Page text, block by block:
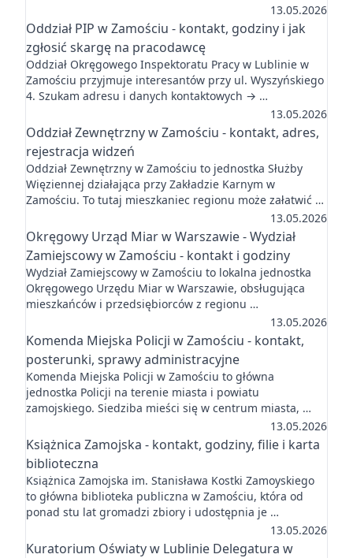
13.05.2026
Oddział PIP w Zamościu - kontakt, godziny i jak
zgłosić skargę na pracodawcę
Oddział Okręgowego Inspektoratu Pracy w Lublinie w
Zamościu przyjmuje interesantów przy ul. Wyszyńskiego
4. Szukam adresu i danych kontaktowych → …
13.05.2026
Oddział Zewnętrzny w Zamościu - kontakt, adres,
rejestracja widzeń
Oddział Zewnętrzny w Zamościu to jednostka Służby
Więziennej działająca przy Zakładzie Karnym w
Zamościu. To tutaj mieszkaniec regionu może załatwić …
13.05.2026
Okręgowy Urząd Miar w Warszawie - Wydział
Zamiejscowy w Zamościu - kontakt i godziny
Wydział Zamiejscowy w Zamościu to lokalna jednostka
Okręgowego Urzędu Miar w Warszawie, obsługująca
mieszkańców i przedsiębiorców z regionu …
13.05.2026
Komenda Miejska Policji w Zamościu - kontakt,
posterunki, sprawy administracyjne
Komenda Miejska Policji w Zamościu to główna
jednostka Policji na terenie miasta i powiatu
zamojskiego. Siedziba mieści się w centrum miasta, …
13.05.2026
Książnica Zamojska - kontakt, godziny, filie i karta
biblioteczna
Książnica Zamojska im. Stanisława Kostki Zamoyskiego
to główna biblioteka publiczna w Zamościu, która od
ponad stu lat gromadzi zbiory i udostępnia je …
13.05.2026
Kuratorium Oświaty w Lublinie Delegatura w